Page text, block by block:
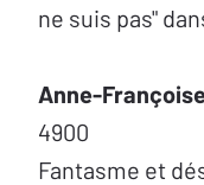
ne suis pas"
Anne-
4900
Fantasme et